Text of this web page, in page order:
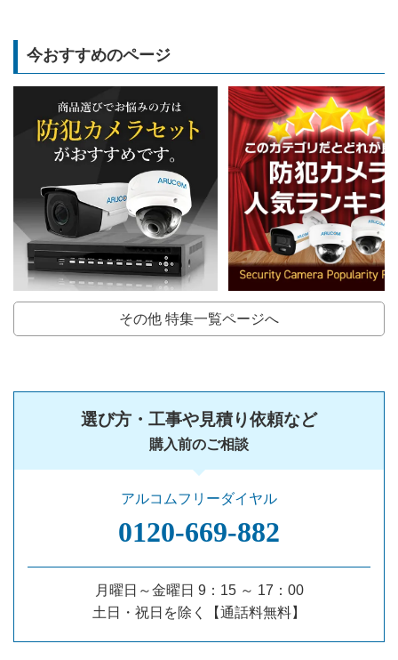
今おすすめのページ
その他 特集一覧ページへ
選び方・工事や見積り依頼など
購入前のご相談
アルコムフリーダイヤル
0120‐669‐882
月曜日～金曜日 9：15 ～ 17：00
土日・祝日を除く【通話料無料】